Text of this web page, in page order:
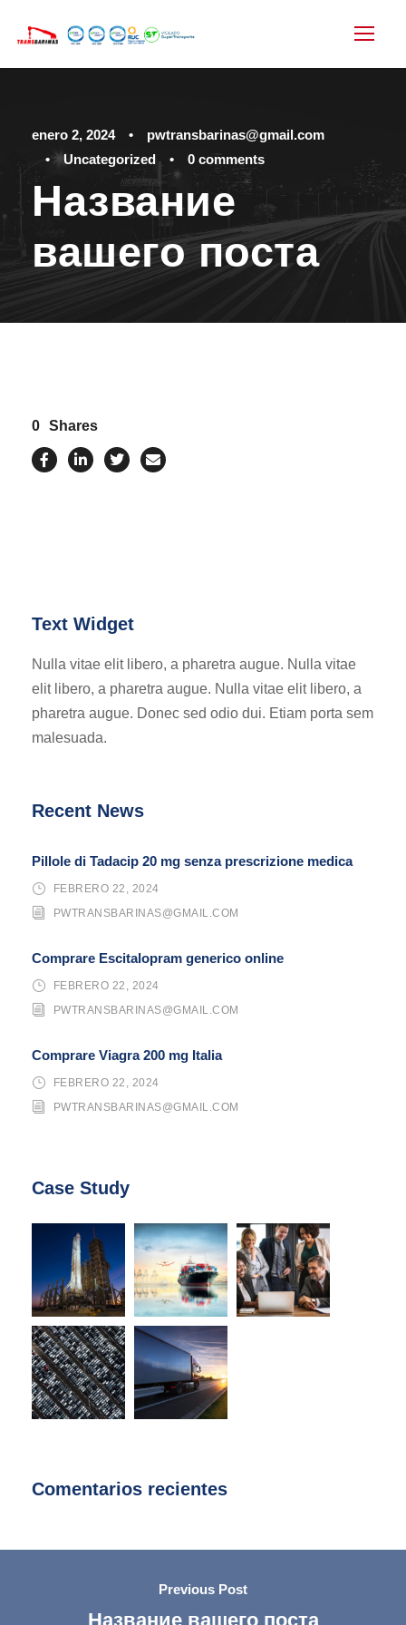
enero 2, 2024 •
pwtransbarinas@gmail.com
•
Uncategorized • 0 comments
Название
вашего поста
0 Shares
Text Widget
Nulla vitae elit libero, a pharetra augue. Nulla vitae
elit libero, a pharetra augue. Nulla vitae elit libero, a
pharetra augue. Donec sed odio dui. Etiam porta sem
malesuada.
Recent News
Pillole di Tadacip 20 mg senza prescrizione medica
FEBRERO 22, 2024
PWTRANSBARINAS@GMAIL.COM
Comprare Escitalopram generico online
FEBRERO 22, 2024
PWTRANSBARINAS@GMAIL.COM
Comprare Viagra 200 mg Italia
FEBRERO 22, 2024
PWTRANSBARINAS@GMAIL.COM
Case Study
Comentarios recientes
Previous Post
Название вашего поста